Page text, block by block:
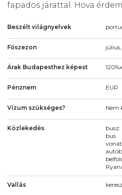
fapados járattal. Hova
Beszélt világnyelvek
Főszezon
Árak Budapesthez képest 120%x
Pénznem EUR
Vízum szükséges? Nem
Közlekedés
busz:
bus
Vallás